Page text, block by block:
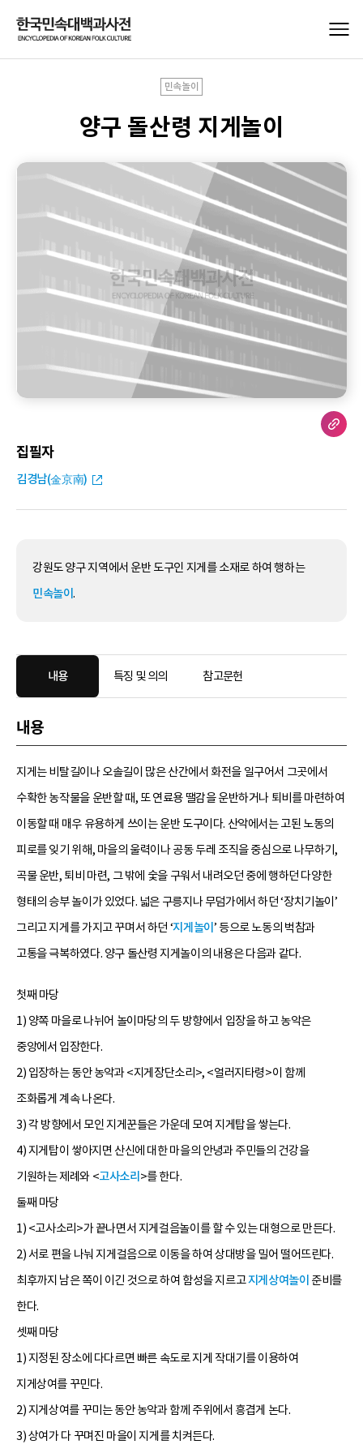
민속놀이
양구 돌산령 지게놀이
집필자
김경남(金京南)
강원도 양구 지역에서 운반 도구인 지게를 소재로 하여 행하는
민속놀이.
내용 특징 및 의의 참고문헌
내용
지게는 비탈길이나 오솔길이 많은 산간에서 화전을 일구어서 그곳에서
수확한 농작물을 운반할 때, 또 연료용 땔감을 운반하거나 퇴비를 마련하여
이동할 때 매우 유용하게 쓰이는 운반 도구이다. 산악에서는 고된 노동의
피로를 잊기 위해, 마을의 울력이나 공동 두레 조직을 중심으로 나무하기,
곡물 운반, 퇴비 마련, 그 밖에 숯을 구워서 내려오던 중에 행하던 다양한
형태의 승부 놀이가 있었다. 넓은 구릉지나 무덤가에서 하던 ‘장치기놀이’
그리고 지게를 가지고 꾸며서 하던 ‘지게놀이 ’ 등으로 노동의 벅참과
고통을 극복하였다. 양구 돌산령 지게놀이의 내용은 다음과 같다.
첫째 마당
1) 양쪽 마을로 나뉘어 놀이마당의 두 방향에서 입장을 하고 농악은
중앙에서 입장한다.
2) 입장하는 동안 농악과 <지게장단소리>, <얼러지타령>이 함께
조화롭게 계속 나온다.
3) 각 방향에서 모인 지게꾼들은 가운데 모여 지게탑을 쌓는다.
4) 지게탑이 쌓아지면 산신에 대한 마을의 안녕과 주민들의 건강을
기원하는 제례와 <고사소리 >를 한다.
둘째 마당
1) <고사소리>가 끝나면서 지게걸음놀이를 할 수 있는 대형으로 만든다.
2) 서로 편을 나눠 지게걸음으로 이동을 하여 상대방을 밀어 떨어뜨린다.
최후까지 남은 쪽이 이긴 것으로 하여 함성을 지르고지게 상여놀이 준비를
한다.
셋째 마당
1) 지정된 장소에 다다르면 빠른 속도로 지게 작대기를 이용하여
지게상여를 꾸민다.
2) 지게상여를 꾸미는 동안 농악과 함께 주위에서 흥겹게 논다.
3) 상여가 다 꾸며진 마을이 지게를 치켜든다.